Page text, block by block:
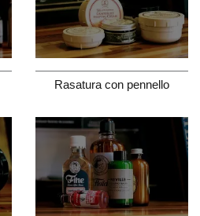
Rasatura con pennello